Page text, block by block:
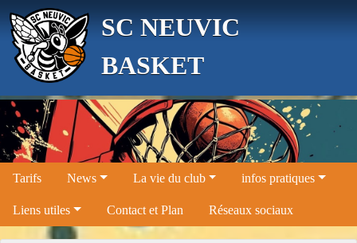
SC NEUVIC
BASKET
Tarifs News La vie du club infos pratiques
Liens utiles Contact et Plan Réseaux sociaux
Panneau de gestion des cookies